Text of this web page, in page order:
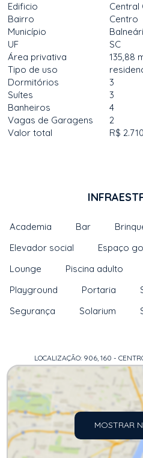
Edificio
Central
Bairro
Centro
Município
UF
SC
Área privativa
135,88
Tipo de uso
Dormitórios
3
Suítes
3
Banheiros
4
Vagas de Garagens
2
Valor total
R$
Academia Bar
Elevador social
Espaço
Lounge
Piscina adulto
Playground
Portaria
Segurança
Solarium
LOCALIZAÇÃO: 906, 160 -
MOSTRAR